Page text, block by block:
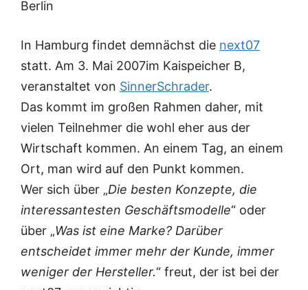
Berlin
In Hamburg findet demnächst die next07
statt. Am 3. Mai 2007im Kaispeicher B,
veranstaltet von SinnerSchrader.
Das kommt im großen Rahmen daher, mit
vielen Teilnehmer die wohl eher aus der
Wirtschaft kommen. An einem Tag, an einem
Ort, man wird auf den Punkt kommen.
Wer sich über „Die besten Konzepte, die
interessantesten Geschäftsmodelle“ oder
über „Was ist eine Marke? Darüber
entscheidet immer mehr der Kunde, immer
weniger der Hersteller.“ freut, der ist bei der